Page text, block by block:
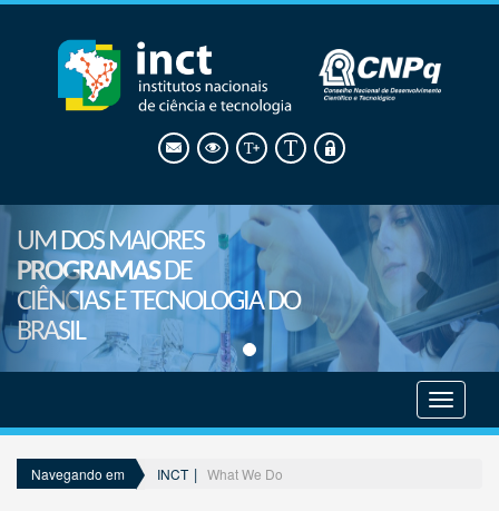
UM DOS MAIORES
PROGRAMASDE
CIÊNCIAS E TECNOLOGIA DO
BRASIL
menu
Navegando em INCT What We Do